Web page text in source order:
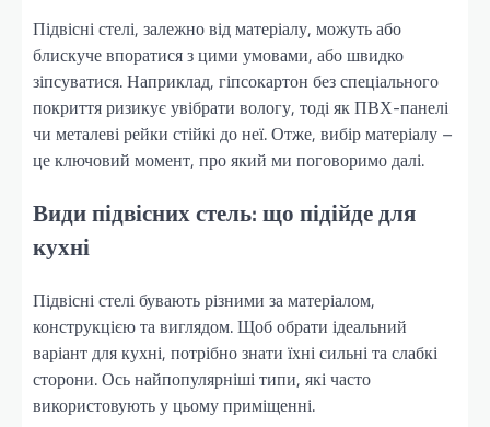
Підвісні стелі, залежно від матеріалу, можуть або
блискуче впоратися з цими умовами, або швидко
зіпсуватися. Наприклад, гіпсокартон без спеціального
покриття ризикує увібрати вологу, тоді як ПВХ-панелі
чи металеві рейки стійкі до неї. Отже, вибір матеріалу –
це ключовий момент, про який ми поговоримо далі.
Види підвісних стель: що підійде для
кухні
Підвісні стелі бувають різними за матеріалом,
конструкцією та виглядом. Щоб обрати ідеальний
варіант для кухні, потрібно знати їхні сильні та слабкі
сторони. Ось найпопулярніші типи, які часто
використовують у цьому приміщенні.